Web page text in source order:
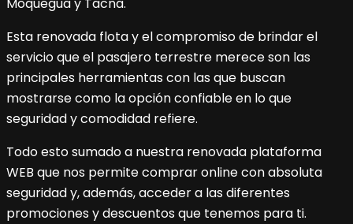
Moquegua y Tacna.
Esta renovada flota y el compromiso de brindar el
servicio que el pasajero terrestre merece son las
principales herramientas con las que buscan
mostrarse como la opción confiable en lo que
seguridad y comodidad refiere.
Todo esto sumado a nuestra renovada plataforma
WEB que nos permite comprar online con absoluta
seguridad y, además, acceder a las diferentes
promociones y descuentos que tenemos para ti.